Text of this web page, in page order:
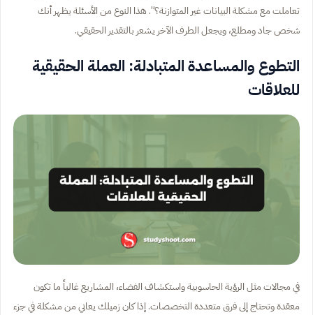
تعاملت مع مشكلة البيانات غير المتوازنة؟”. هذا النوع من الأسئلة يظهر أنك
شخص جاد ومطلع، ويجعل الطرف الآخر يشعر بالتقدير الحقيقي.
التطوع والمساعدة المتبادلة: العملة الحقيقية
للعلاقات
في مجالات مثل الرؤية الحاسوبية واستكشاف الفضاء، المشاريع غالباً ما تكون
معقدة وتحتاج إلى فرق متعددة التخصصات. إذا كان زميلك يعاني من مشكلة في جزء